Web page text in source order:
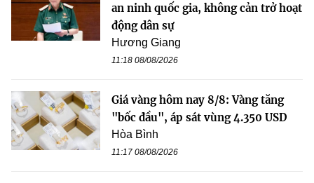
an ninh quốc gia, không cản trở hoạt
động dân sự
Hương Giang
11:18 08/08/2026
Giá vàng hôm nay 8/8: Vàng tăng
"bốc đầu", áp sát vùng 4.350 USD
Hòa Bình
11:17 08/08/2026